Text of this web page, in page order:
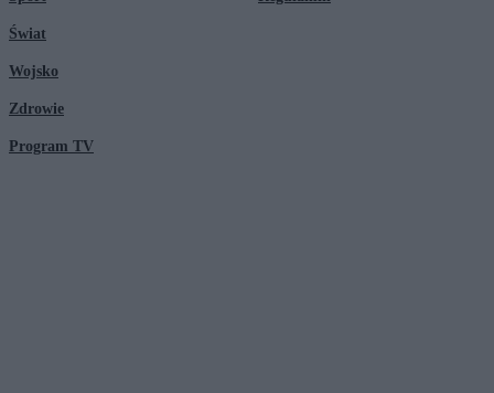
Świat
Wojsko
Zdrowie
Program TV